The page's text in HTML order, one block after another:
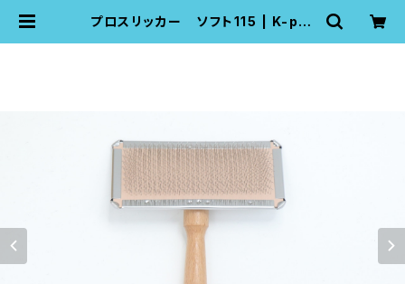
プロスリッカー ソフト115 | K-pro